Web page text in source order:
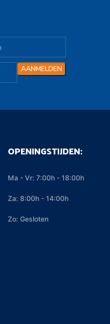
OPENINGSTIJDEN:
Ma - Vr: 7:00h - 18:00h
Za: 8:00h - 14:00h
Zo: Gesloten